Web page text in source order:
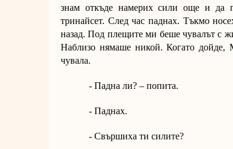
знам откъде намерих сили още и да
тринайсет. След час паднах. Тъкмо
назад. Под плещите ми беше чувалът с
Наблизо нямаше никой. Когато
чувала.
- Падна ли? – попита.
- Паднах.
- Свършиха ти силите?